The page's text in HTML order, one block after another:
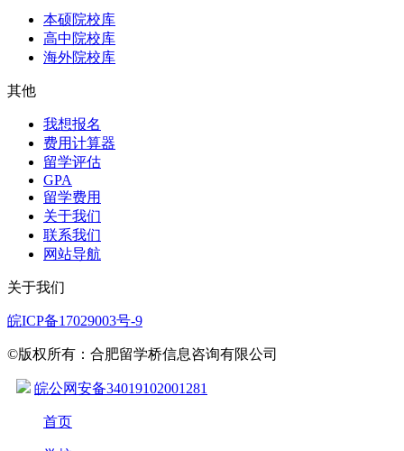
本硕院校库
高中院校库
海外院校库
其他
我想报名
费用计算器
留学评估
GPA
留学费用
关于我们
联系我们
网站导航
关于我们
皖ICP备17029003号-9
©版权所有：合肥留学桥信息咨询有限公司
皖公网安备34019102001281
首页